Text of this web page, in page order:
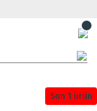
Son 1 ürün